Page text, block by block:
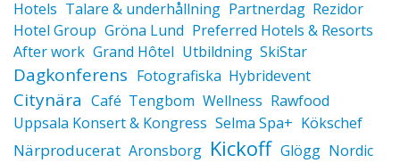
Hotels Talare & underhållning Partnerdag Rezidor
Hotel Group Gröna Lund Preferred Hotels & Resorts
After work Grand Hôtel Utbildning SkiStar
Dagkonferens Fotografiska Hybridevent
Citynära Café Tengbom Wellness Rawfood
Uppsala Konsert & Kongress Selma Spa+ Kökschef
Närproducerat Aronsborg Kickoff Glögg Nordic